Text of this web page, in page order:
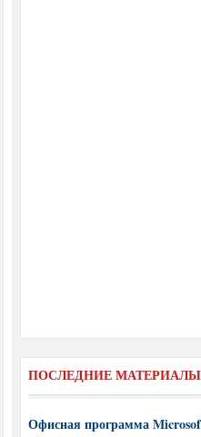
ПОСЛЕДНИЕ МАТЕРИАЛЫ
Офисная программа